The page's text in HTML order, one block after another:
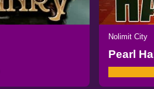
Nolimit City
Pearl